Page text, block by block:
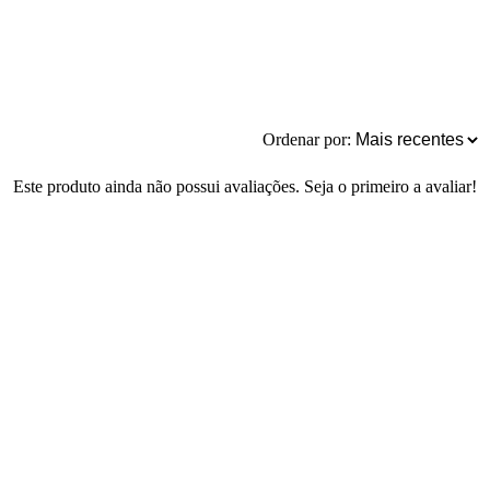
Ordenar por:
Este produto ainda não possui avaliações. Seja o primeiro a avaliar!